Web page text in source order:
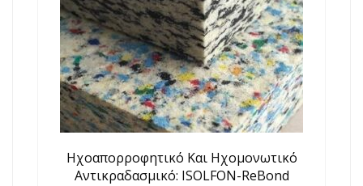
Ηχοαπορροφητικό Και Ηχομονωτικό
Αντικραδασμικό: ISOLFON-ReBond